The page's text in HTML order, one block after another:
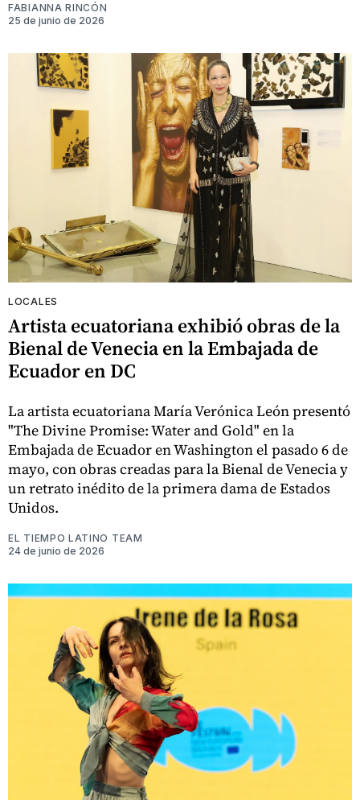
FABIANNA RINCÓN
25 de junio de 2026
LOCALES
Artista ecuatoriana exhibió obras de la
Bienal de Venecia en la Embajada de
Ecuador en DC
La artista ecuatoriana María Verónica León presentó
"The Divine Promise: Water and Gold" en la
Embajada de Ecuador en Washington el pasado 6 de
mayo, con obras creadas para la Bienal de Venecia y
un retrato inédito de la primera dama de Estados
Unidos.
EL TIEMPO LATINO TEAM
24 de junio de 2026